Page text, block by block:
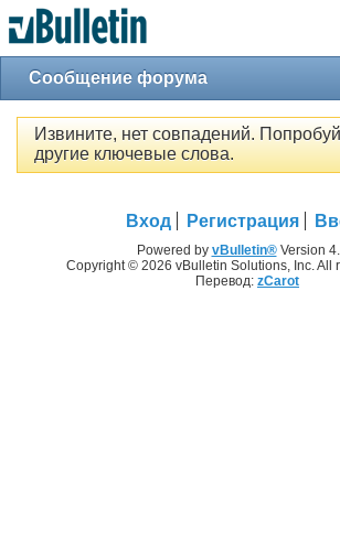
Сообщение форума
Извините, нет совпадений.
другие ключевые слова.
Вход Регистрация
Powered by vBulletin®Version
Copyright © 2026 vBulletin Solutions, Inc. All
Перевод: zCarot